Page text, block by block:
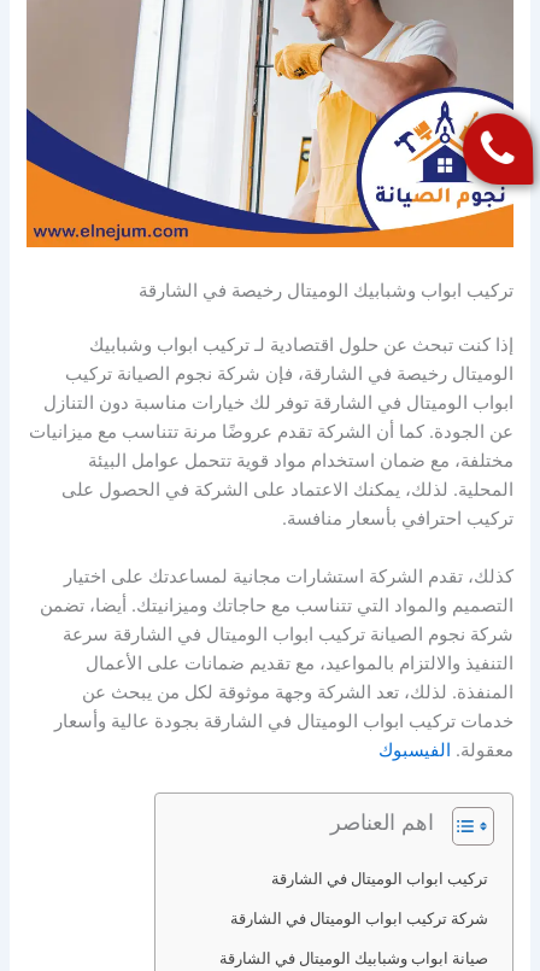
تركيب ابواب وشبابيك الوميتال رخيصة في الشارقة
إذا كنت تبحث عن حلول اقتصادية لـ تركيب ابواب وشبابيك
الوميتال رخيصة في الشارقة، فإن شركة نجوم الصيانة تركيب
ابواب الوميتال في الشارقة توفر لك خيارات مناسبة دون التنازل
عن الجودة. كما أن الشركة تقدم عروضًا مرنة تتناسب مع ميزانيات
مختلفة، مع ضمان استخدام مواد قوية تتحمل عوامل البيئة
المحلية. لذلك، يمكنك الاعتماد على الشركة في الحصول على
تركيب احترافي بأسعار منافسة.
كذلك، تقدم الشركة استشارات مجانية لمساعدتك على اختيار
التصميم والمواد التي تتناسب مع حاجاتك وميزانيتك. أيضا، تضمن
شركة نجوم الصيانة تركيب ابواب الوميتال في الشارقة سرعة
التنفيذ والالتزام بالمواعيد، مع تقديم ضمانات على الأعمال
المنفذة. لذلك، تعد الشركة وجهة موثوقة لكل من يبحث عن
خدمات تركيب ابواب الوميتال في الشارقة بجودة عالية وأسعار
معقولة. الفيسبوك
اهم العناصر
تركيب ابواب الوميتال في الشارقة
شركة تركيب ابواب الوميتال في الشارقة
صيانة ابواب وشبابيك الوميتال في الشارقة